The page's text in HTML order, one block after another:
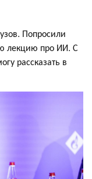
Попросили
лекцию про ИИ. С
рассказать в